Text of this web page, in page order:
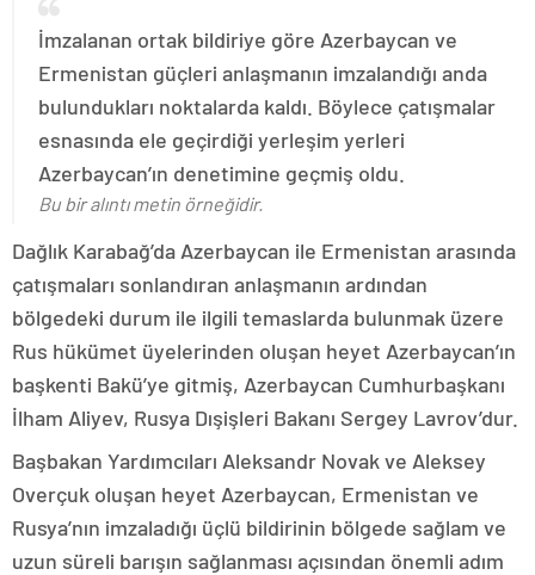
İmzalanan ortak bildiriye göre Azerbaycan ve
Ermenistan güçleri anlaşmanın imzalandığı anda
bulundukları noktalarda kaldı. Böylece çatışmalar
esnasında ele geçirdiği yerleşim yerleri
Azerbaycan’ın denetimine geçmiş oldu.
Bu bir alıntı metin örneğidir.
Dağlık Karabağ’da Azerbaycan ile Ermenistan arasında
çatışmaları sonlandıran anlaşmanın ardından
bölgedeki durum ile ilgili temaslarda bulunmak üzere
Rus hükümet üyelerinden oluşan heyet Azerbaycan’ın
başkenti Bakü’ye gitmiş, Azerbaycan Cumhurbaşkanı
İlham Aliyev, Rusya Dışişleri Bakanı Sergey Lavrov’dur.
Başbakan Yardımcıları Aleksandr Novak ve Aleksey
Overçuk oluşan heyet Azerbaycan, Ermenistan ve
Rusya’nın imzaladığı üçlü bildirinin bölgede sağlam ve
uzun süreli barışın sağlanması açısından önemli adım